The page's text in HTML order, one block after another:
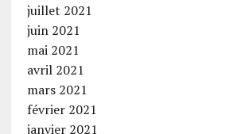
juillet 2021
juin 2021
mai 2021
avril 2021
mars 2021
février 2021
janvier 2021